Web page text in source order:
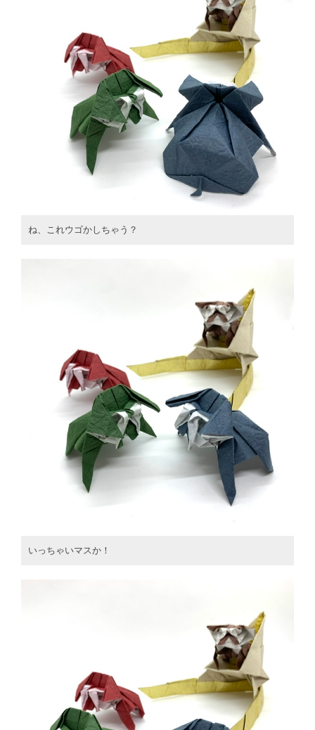
ね、これウゴかしちゃう？
いっちゃいマスか！